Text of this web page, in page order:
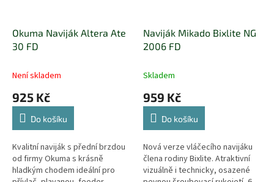
Okuma Naviják Altera Ate
30 FD
Není skladem
925 Kč
Do košíku
Kvalitní naviják s přední brzdou
od firmy Okuma s krásně
hladkým chodem ideální pro
Naviják Mikado Bixlite NG
2006 FD
Skladem
959 Kč
Do košíku
Nová verze vláčecího navijáku
člena rodiny Bixlite. Atraktivní
vizuálně i technicky, osazené